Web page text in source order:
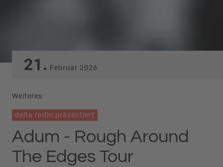
21. Februar 2026
Weiteres
delta radio präsentiert
Adum - Rough Around
The Edges Tour